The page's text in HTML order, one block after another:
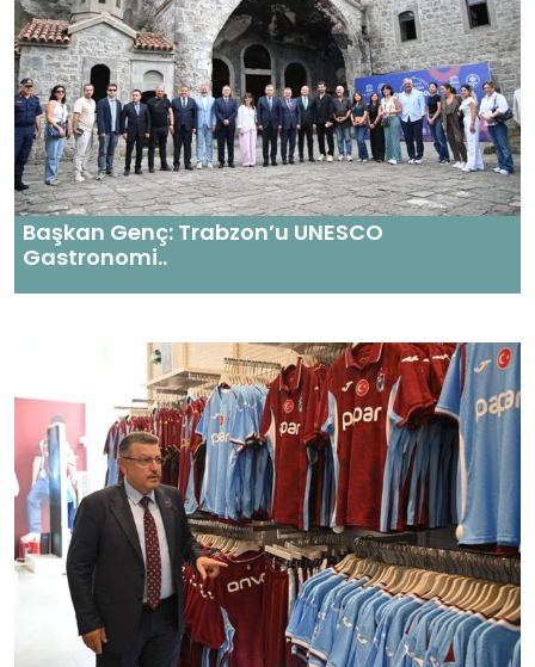
Başkan Genç: Trabzon’u UNESCO
Gastronomi..